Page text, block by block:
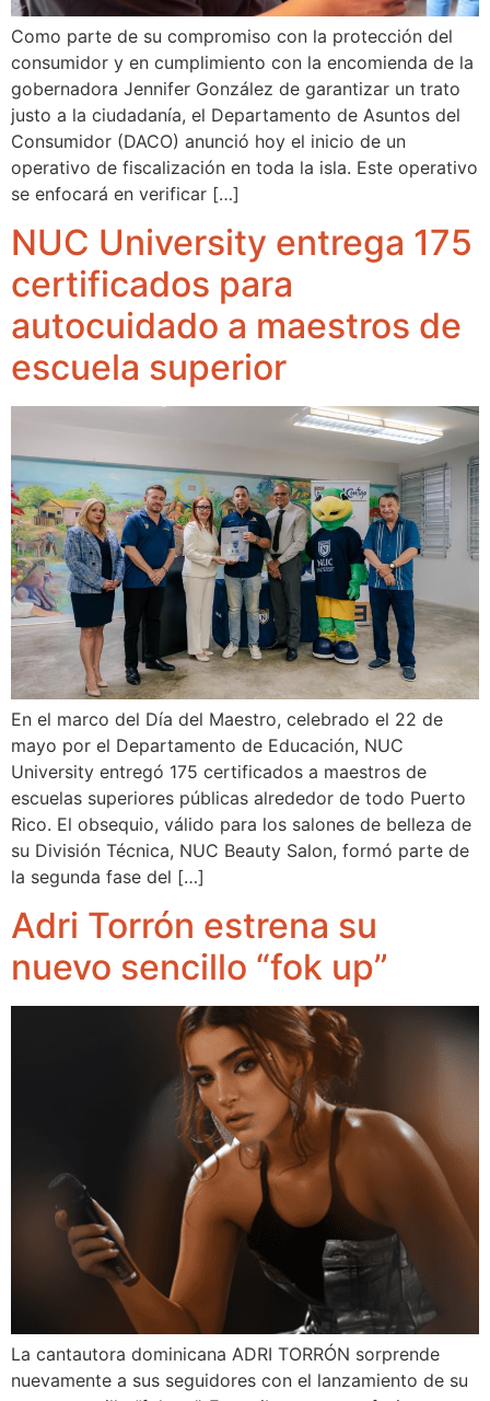
Como parte de su compromiso con la protección del
consumidor y en cumplimiento con la encomienda de la
gobernadora Jennifer González de garantizar un trato
justo a la ciudadanía, el Departamento de Asuntos del
Consumidor (DACO) anunció hoy el inicio de un
operativo de fiscalización en toda la isla. Este operativo
se enfocará en verificar […]
NUC University entrega 175
certificados para
autocuidado a maestros de
escuela superior
En el marco del Día del Maestro, celebrado el 22 de
mayo por el Departamento de Educación, NUC
University entregó 175 certificados a maestros de
escuelas superiores públicas alrededor de todo Puerto
Rico. El obsequio, válido para los salones de belleza de
su División Técnica, NUC Beauty Salon, formó parte de
la segunda fase del […]
Adri Torrón estrena su
nuevo sencillo “fok up”
La cantautora dominicana ADRI TORRÓN sorprende
nuevamente a sus seguidores con el lanzamiento de su